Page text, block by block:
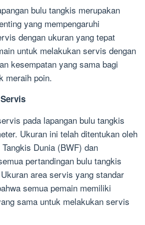
bulu tangkis merupakan
yang mempengaruhi
dengan ukuran yang tepat
untuk melakukan servis dengan
kesempatan yang sama bagi
meraih poin.
pada lapangan bulu tangkis
Ukuran ini telah ditentukan oleh
Dunia (BWF) dan
pertandingan bulu tangkis
area servis yang standar
semua pemain memiliki
sama untuk melakukan servis